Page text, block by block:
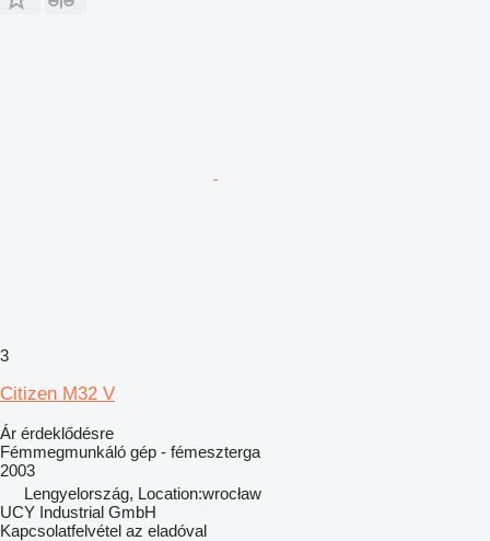
3
Citizen M32 V
Ár érdeklődésre
Fémmegmunkáló gép - fémeszterga
2003
Lengyelország, Location:wrocław
UCY Industrial GmbH
Kapcsolatfelvétel az eladóval